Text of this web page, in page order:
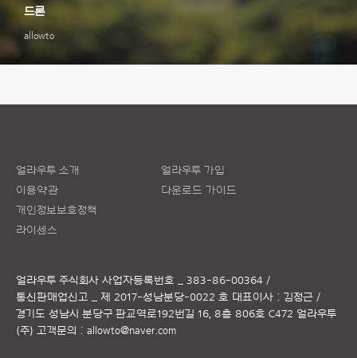
allowto
드론
얼라우투 소개
이용약관
개인정보보호정책
라이센스
얼라우투 가입
다운로드 가이드
얼라우투 주식회사 사업자등록번호 _ 383-86-00364 /
통신판매업신고 _ 제 2017-성남분당-0022 호 대표이사 : 김정근 /
경기도 성남시 분당구 판교역로192번길 16, 8층 806호 C472 얼라우투
(주) 고객문의 : allowto@naver.com